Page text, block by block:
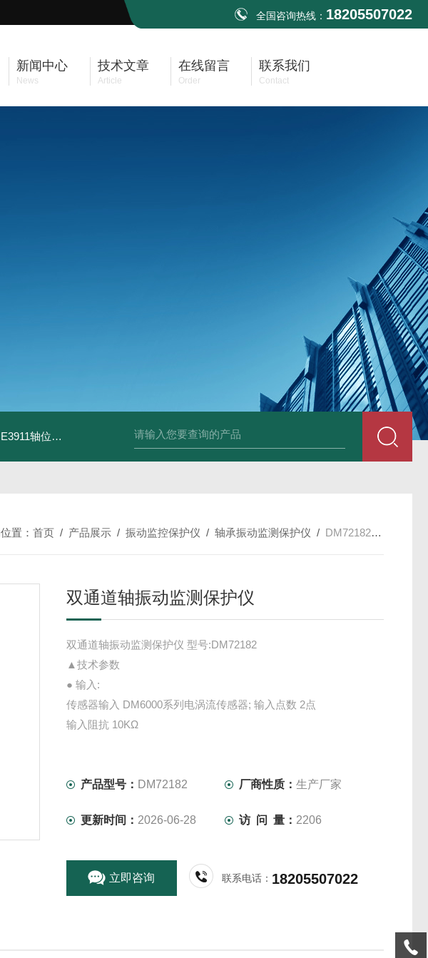
全国咨询热线： 18205507022
新闻中心
News
技术文章
Article
在线留言
Order
联系我们
Contact
轴位移变送器 NE3931热膨胀变送器 NE3941E轴承振动速度变送器 NE3951E轴承
置：首页 / 产品展示 /振动监控保护仪 /轴承振动监测保护仪 / DM72182双通道轴振动监测保护仪
双通道轴振动监测保护仪
双通道轴振动监测保护仪 型号:DM72182
▲技术参数
● 输入:
传感器输入 DM6000系列电涡流传感器; 输入点数 2点
输入阻抗 10KΩ
产品型号： DM72182 厂商性质：生产厂家
更新时间： 2026-06-28 访 问 量： 2206
立即咨询 联系电话： 18205507022